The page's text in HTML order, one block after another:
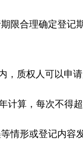
限合理确定登记
，质权人可以申请
计算，每次不得超
情形或登记内容